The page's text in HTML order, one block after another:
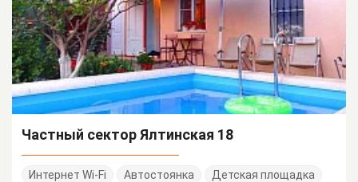
Частный сектор Ялтинская 18
Интернет Wi-Fi Автостоянка
Детская площадка